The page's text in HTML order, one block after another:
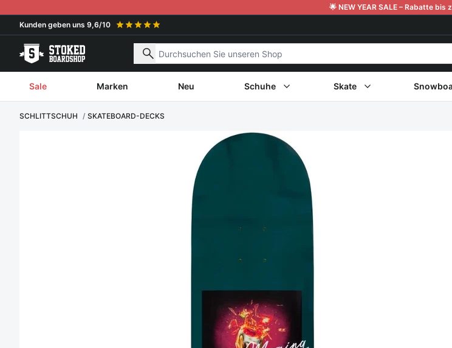
🌟 NEW YEAR SALE – Rabatte bis
Kunden geben uns 9,6/10
Kostenlose Lieferung ab €150
Nach Produkten suchen
Sale Marken Neu Schuhe Skate
SCHLITTSCHUH SKATEBOARD-DECKS